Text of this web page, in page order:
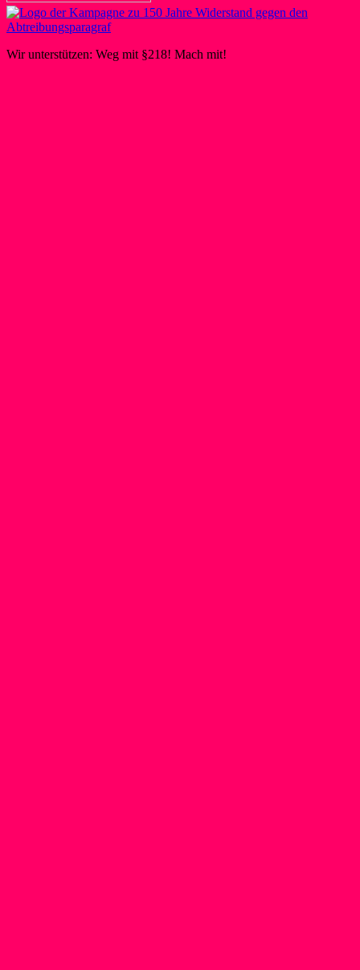
Wir unterstützen: Weg mit §218! Mach mit!